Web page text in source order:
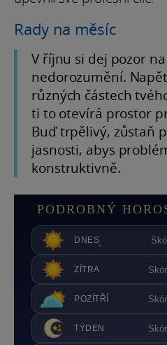
Rady na měsíc
V říjnu si dej pozor
nedorozumění.
různých částech
ti to otevírá prostor
Buď trpělivý, zůstaň
jasnosti, abys
konstruktivně.
PODROBNÝ
DNES
ZÍTRA
POZÍTŘÍ
TÝDEN